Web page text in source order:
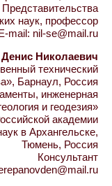
наук, профессор
mail: nil-se@mail.ru
Николаевич
технический
Барнаул, Россия
инженерная
и геодезия»
академии
в Архангельске,
Тюмень, Россия
Консультант